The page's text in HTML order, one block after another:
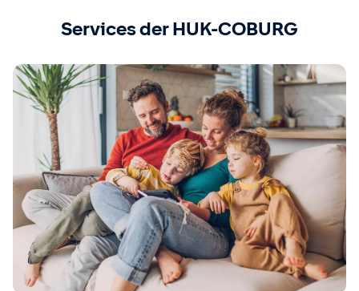
Services der HUK-COBURG